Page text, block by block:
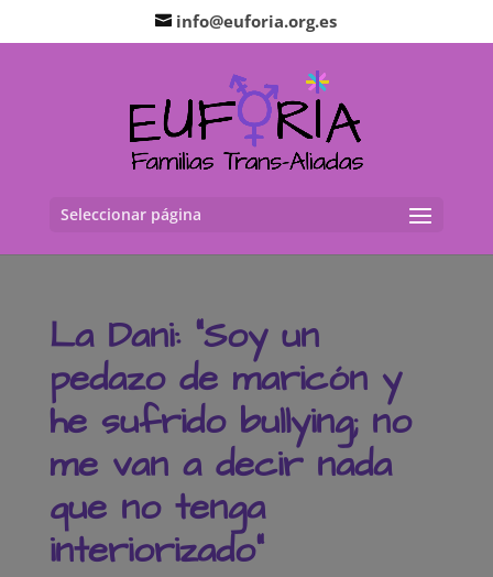
info@euforia.org.es
Seleccionar página
La Dani: “Soy un
pedazo de maricón y
he sufrido bullying; no
me van a decir nada
que no tenga
interiorizado”